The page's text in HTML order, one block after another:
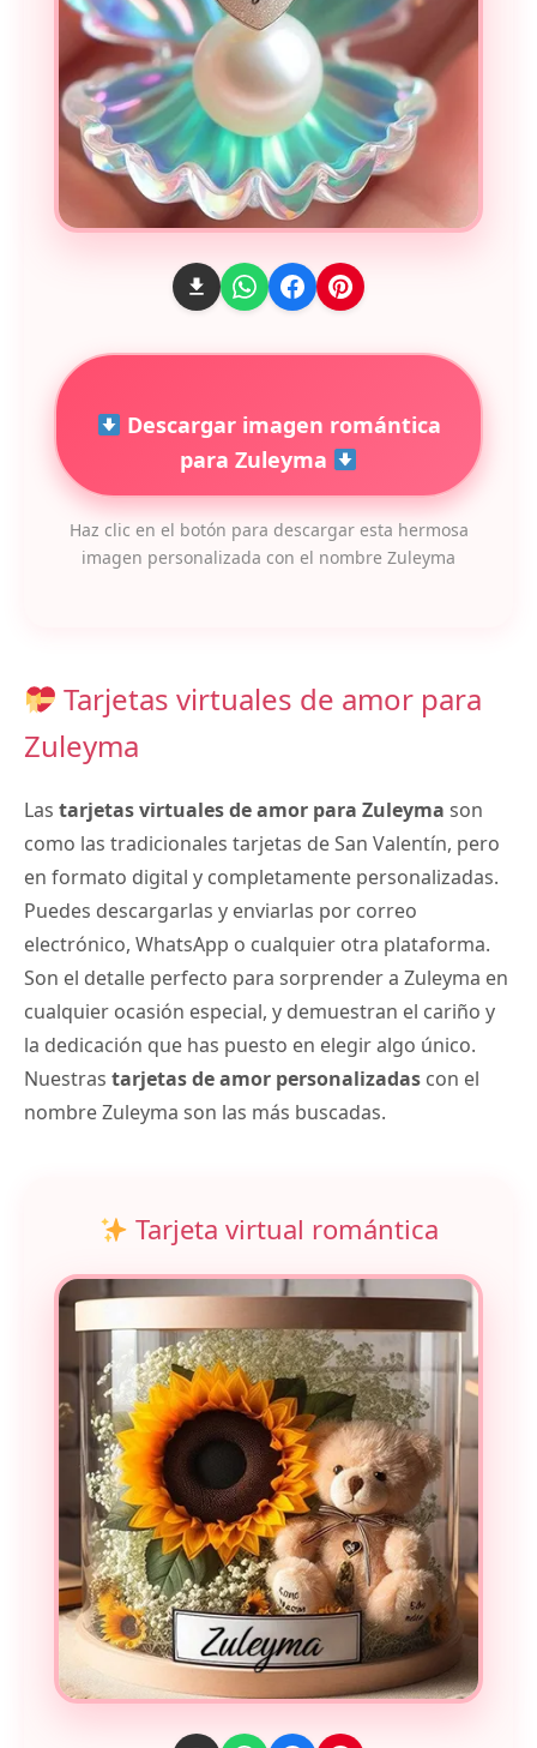
Descargar imagen romántica
para Zuleyma
Haz clic en el botón para descargar esta hermosa
imagen personalizada con el nombre Zuleyma
Tarjetas virtuales de amor para
Zuleyma
Las tarjetas virtuales de amor para Zuleyma son
como las tradicionales tarjetas de San Valentín, pero
en formato digital y completamente personalizadas.
Puedes descargarlas y enviarlas por correo
electrónico, WhatsApp o cualquier otra plataforma.
Son el detalle perfecto para sorprender a Zuleyma en
cualquier ocasión especial, y demuestran el cariño y
la dedicación que has puesto en elegir algo único.
Nuestras tarjetas de amor personalizadas con el
nombre Zuleyma son las más buscadas.
Tarjeta virtual romántica